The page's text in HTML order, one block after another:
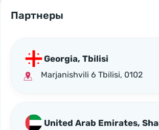
Партнеры
Georgia, Tbilisi
Marjanishvili 6 Tbilisi, 0102
United Arab Emirates,